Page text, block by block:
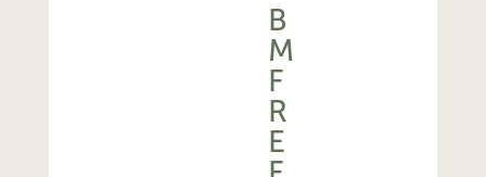
B
M
F
R
E